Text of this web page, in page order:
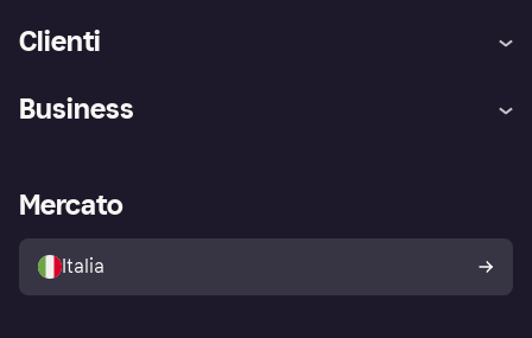
Clienti
Esplora i negozi
Politica di protezione
dell'acquirente Klarna
Business
Accesso aziende
Mercato
Italia